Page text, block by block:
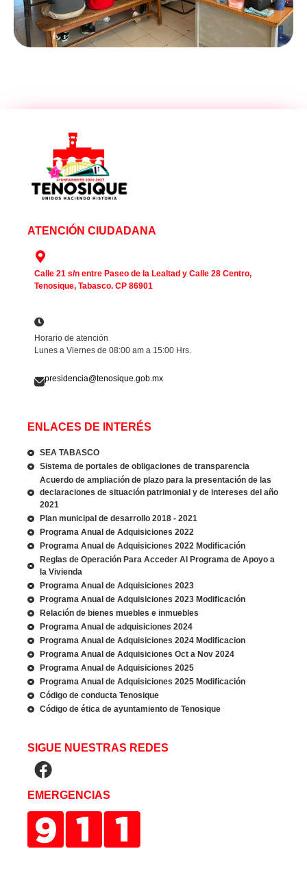
ATENCIÓN CIUDADANA
Calle 21 s/n entre Paseo de la Lealtad y Calle 28 Centro,
Tenosique, Tabasco. CP 86901
Horario de atención
Lunes a Viernes de 08:00 am a 15:00 Hrs.
presidencia@tenosique.gob.mx
ENLACES DE INTERÉS
SEA TABASCO
Sistema de portales de obligaciones de transparencia
Acuerdo de ampliación de plazo para la presentación de las
declaraciones de situación patrimonial y de intereses del año
2021
Plan municipal de desarrollo 2018 - 2021
Programa Anual de Adquisiciones 2022
Programa Anual de Adquisiciones 2022 Modificación
Reglas de Operación Para Acceder Al Programa de Apoyo a
la Vivienda
Programa Anual de Adquisiciones 2023
Programa Anual de Adquisiciones 2023 Modificación
Relación de bienes muebles e inmuebles
Programa Anual de adquisiciones 2024
Programa Anual de Adquisiciones 2024 Modificacion
Programa Anual de Adquisiciones Oct a Nov 2024
Programa Anual de Adquisiciones 2025
Programa Anual de Adquisiciones 2025 Modificación
Código de conducta Tenosique
Código de ética de ayuntamiento de Tenosique
SIGUE NUESTRAS REDES
EMERGENCIAS